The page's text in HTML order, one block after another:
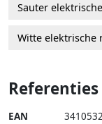
Sauter
Witte elektrische
Referenties
EAN